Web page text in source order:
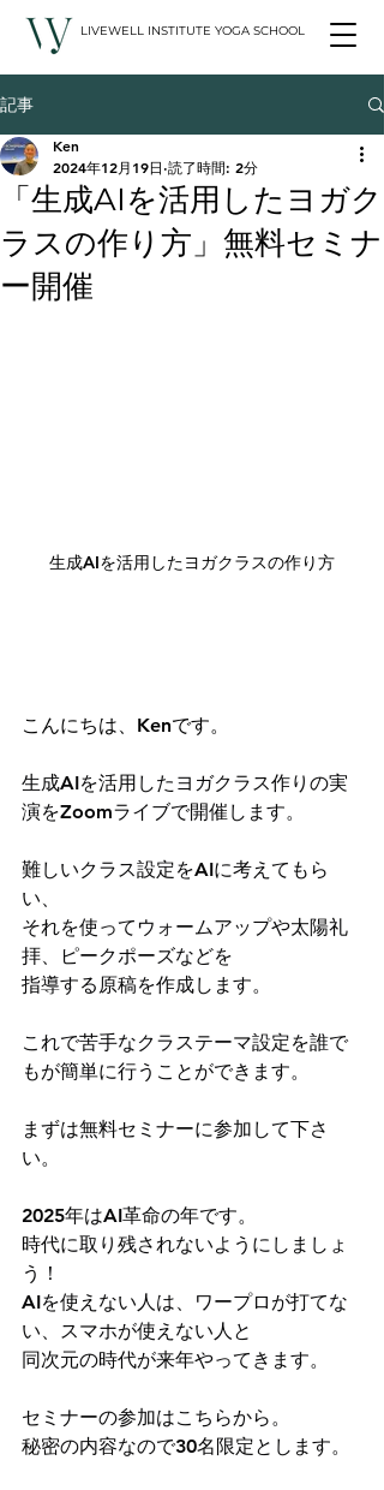
LIVEWELL INSTITUTE YOGA SCHOOL
記事
「生成AIを活用したヨガク
ラスの作り方」無料セミナ
ー開催
Ken
2024年12月19日 読了時間: 2分
生成AIを活用したヨガクラスの作り方
こんにちは、Kenです。
生成AIを活用したヨガクラス作りの実
演をZoomライブで開催します。
難しいクラス設定をAIに考えてもら
い、
それを使ってウォームアップや太陽礼
拝、ピークポーズなどを
指導する原稿を作成します。
これで苦手なクラステーマ設定を誰で
もが簡単に行うことができます。
まずは無料セミナーに参加して下さ
い。
2025年はAI革命の年です。
時代に取り残されないようにしましょ
う！
AIを使えない人は、ワープロが打てな
い、スマホが使えない人と
同次元の時代が来年やってきます。
セミナーの参加はこちらから。
秘密の内容なので30名限定とします。